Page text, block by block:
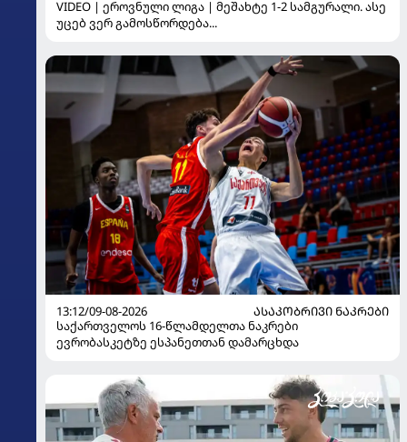
VIDEO | ეროვნული ლიგა | მეშახტე 1-2 სამგურალი. ასე
უცებ ვერ გამოსწორდება...
13:12/09-08-2026
ᲐᲡᲐᲙᲝᲑᲠᲘᲕᲘ ᲜᲐᲙᲠᲔᲑᲘ
საქართველოს 16-წლამდელთა ნაკრები
ევრობასკეტზე ესპანეთთან დამარცხდა